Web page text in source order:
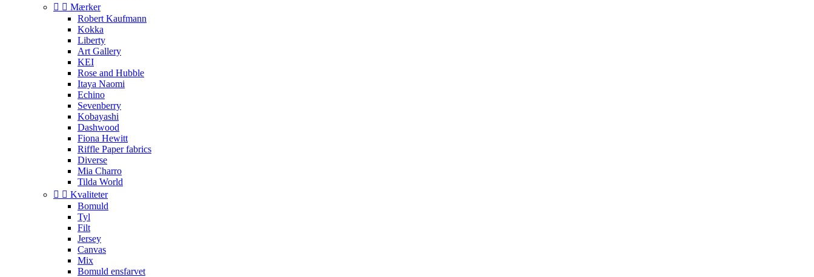
  Mærker
Robert Kaufmann
Kokka
Liberty
Art Gallery
KEI
Rose and Hubble
Itaya Naomi
Echino
Sevenberry
Kobayashi
Dashwood
Fiona Hewitt
Riffle Paper fabrics
Diverse
Mia Charro
Tilda World
  Kvaliteter
Bomuld
Tyl
Filt
Jersey
Canvas
Mix
Bomuld ensfarvet